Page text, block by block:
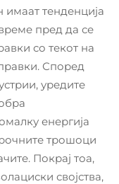
имаат тенденција
пред да се
со текот на
Според
уредите
енергија
трошоци
Покрај тоа,
својства,